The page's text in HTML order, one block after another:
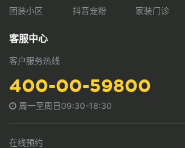
团装小区 抖音宠粉 家装门诊
客服中心
客户服务热线
400-00-59800
周一至周日09:30-18:30
在线预约